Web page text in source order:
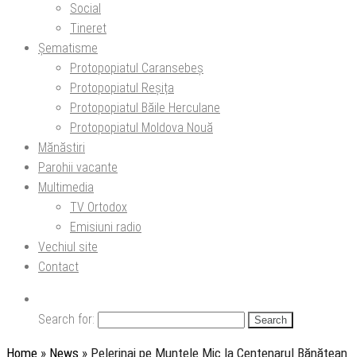
Social
Tineret
Șematisme
Protopopiatul Caransebeș
Protopopiatul Reșița
Protopopiatul Băile Herculane
Protopopiatul Moldova Nouă
Mănăstiri
Parohii vacante
Multimedia
TV Ortodox
Emisiuni radio
Vechiul site
Contact
Search for:
Home » News » Pelerinaj pe Muntele Mic la Centenarul Bănățean